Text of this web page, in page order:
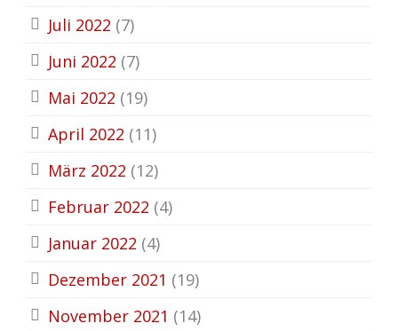
Juli 2022 (7)
Juni 2022 (7)
Mai 2022 (19)
April 2022 (11)
März 2022 (12)
Februar 2022 (4)
Januar 2022 (4)
Dezember 2021 (19)
November 2021 (14)